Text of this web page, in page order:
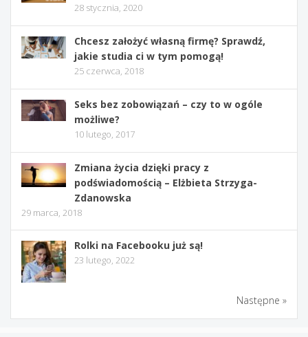
28 stycznia, 2020
Chcesz założyć własną firmę? Sprawdź,
jakie studia ci w tym pomogą!
25 czerwca, 2018
Seks bez zobowiązań – czy to w ogóle
możliwe?
10 lutego, 2017
Zmiana życia dzięki pracy z
podświadomością – Elżbieta Strzyga-
Zdanowska
29 marca, 2018
Rolki na Facebooku już są!
23 lutego, 2022
Następne »